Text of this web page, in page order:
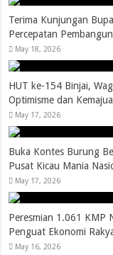
Terima Kunjungan
Percepatan
May 18, 2026
HUT ke-154 Binjai,
Optimisme dan
May 17, 2026
Buka Kontes Burung
Pusat Kicau Mania
May 17, 2026
Peresmian 1.061 KMP
Penguat Ekonomi
May 16, 2026